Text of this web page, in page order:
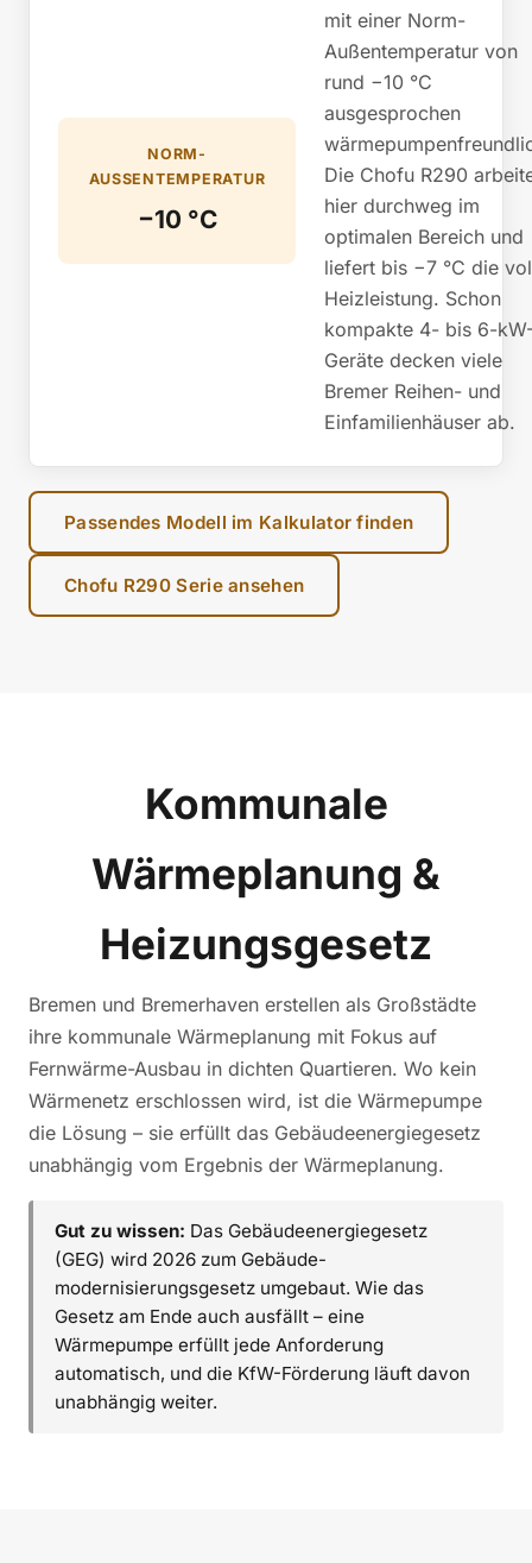
NORM-
AUSSENTEMPERATUR
−10 °C
mit einer Norm-
Außentemperatur von
rund −10 °C
ausgesprochen
Die Chofu R290
hier durchweg im
optimalen Bereich und
liefert bis −7 °C die
Heizleistung. Schon
kompakte 4- bis 6-
Geräte decken viele
Bremer Reihen- und
Einfamilienhäuser ab.
Passendes Modell im Kalkulator finden
Chofu R290 Serie ansehen
Kommunale
Wärmeplanung &
Heizungsgesetz
Bremen und Bremerhaven erstellen als Großstädte
ihre kommunale Wärmeplanung mit Fokus auf
Fernwärme-Ausbau in dichten Quartieren. Wo kein
Wärmenetz erschlossen wird, ist die Wärmepumpe
die Lösung – sie erfüllt das Gebäudeenergiegesetz
unabhängig vom Ergebnis der Wärmeplanung.
Gut zu wissen: Das Gebäudeenergiegesetz
(GEG) wird 2026 zum Gebäude­
modernisierungsgesetz umgebaut. Wie das
Gesetz am Ende auch ausfällt – eine
Wärmepumpe erfüllt jede Anforderung
automatisch, und die KfW-Förderung läuft davon
unabhängig weiter.